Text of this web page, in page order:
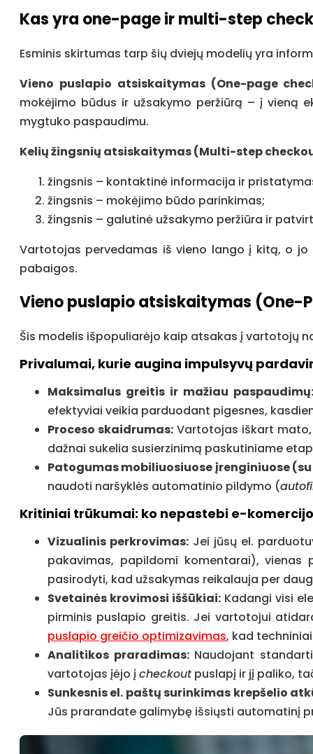
Kas yra one-page ir multi-step
Esminis skirtumas tarp šių dviejų modelių yra
Vieno puslapio atsiskaitymas (One-page
mokėjimo būdus ir užsakymo peržiūrą – į vieną
mygtuko paspaudimu.
Kelių žingsnių atsiskaitymas (Multi-step
žingsnis – kontaktinė informacija ir
žingsnis – mokėjimo būdo parinkimas;
žingsnis – galutinė užsakymo peržiūra ir
Vartotojas pervedamas iš vieno lango į kitą, o
pabaigos.
Vieno puslapio atsiskaitymas (One-
Šis modelis išpopuliarėjo kaip atsakas į vartotojų
Privalumai, kurie augina impulsyvų
Maksimalus greitis ir mažiau
efektyviai veikia parduodant pigesnes,
Proceso skaidrumas:Vartotojas iškart mato,
dažnai sukelia susierzinimą paskutiniame
Patogumas mobiliuosiuose įrenginiuose
naudoti naršyklės automatinio pildymo (
Kritiniai trūkumai: ko nepastebi e-
Vizualinis perkrovimas:Jei jūsų el.
pakavimas, papildomi komentarai),
pasirodyti, kad užsakymas reikalauja per
Svetainės krovimosi iššūkiai: Kadangi visi
pirminis puslapio greitis. Jei vartotojui
puslapio greičio optimizavimas, kad
Analitikos praradimas:Naudojant
vartotojas įėjo įcheckout puslapį ir jį paliko,
Sunkesnis el. paštų surinkimas krepšelio
Jūs prarandate galimybę išsiųsti automatinį